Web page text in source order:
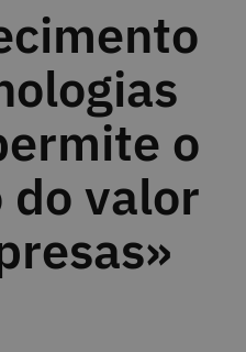
o
do valor